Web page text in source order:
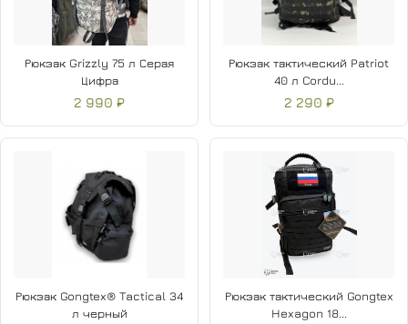
Рюкзак Grizzly 75 л Серая
Цифра
2 990 ₽
Рюкзак тактический Patriot
40 л Cordu...
2 290 ₽
Рюкзак Gongtex® Tactical 34
л черный
Рюкзак тактический Gongtex
Hexagon 18...